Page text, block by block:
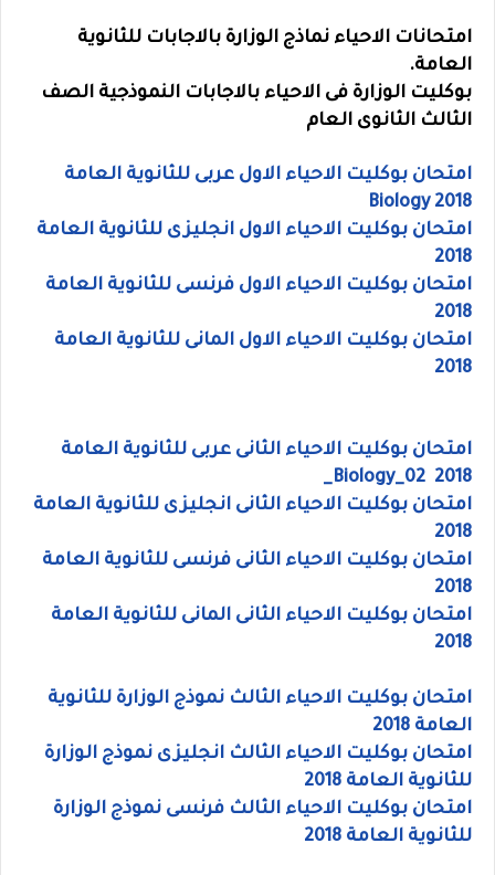
امتحانات الاحياء نماذج الوزارة بالاجابات للثانوية
العامة.
بوكليت الوزارة فى الاحياء بالاجابات النموذجية الصف
الثالث الثانوى العام
امتحان بوكليت الاحياء الاول عربى للثانوية العامة
2018 Biology
امتحان بوكليت الاحياء الاول انجليزى للثانوية العامة
2018
امتحان بوكليت الاحياء الاول فرنسى للثانوية العامة
2018
امتحان بوكليت الاحياء الاول المانى للثانوية العامة
2018
امتحان بوكليت الاحياء الثانى عربى للثانوية العامة
2018 Biology_02_
امتحان بوكليت الاحياء الثانى انجليزى للثانوية العامة
2018
امتحان بوكليت الاحياء الثانى فرنسى للثانوية العامة
2018
امتحان بوكليت الاحياء الثانى المانى للثانوية العامة
2018
امتحان بوكليت الاحياء الثالث نموذج الوزارة للثانوية
العامة 2018
امتحان بوكليت الاحياء الثالث انجليزى نموذج الوزارة
للثانوية العامة 2018
امتحان بوكليت الاحياء الثالث فرنسى نموذج الوزارة
للثانوية العامة 2018